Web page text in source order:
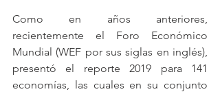
Como en años anteriores,
recientemente el Foro Económico
Mundial (WEF por sus siglas en inglés),
presentó el reporte 2019 para 141
economías, las cuales en su conjunto